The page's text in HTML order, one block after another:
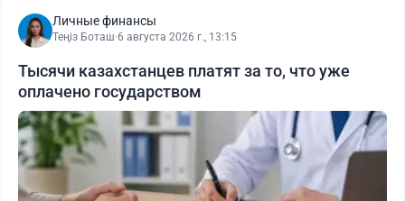
Личные финансы
Теңіз Боташ·6 августа 2026 г., 13:15
Тысячи казахстанцев платят за то, что уже
оплачено государством